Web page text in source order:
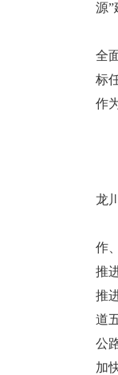
源”
五
全
标
作
市
龙
黄
作
推
推
道
公
加